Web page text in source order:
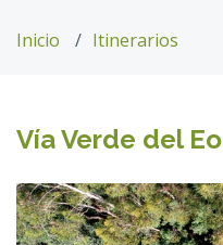
Inicio Itinerarios
Vía Verde del Eo